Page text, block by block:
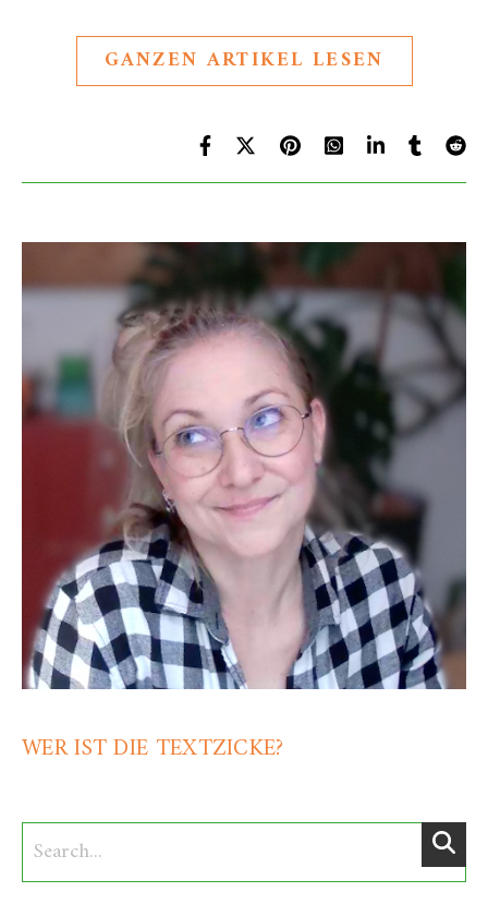
GANZEN ARTIKEL LESEN
WER IST DIE TEXTZICKE?